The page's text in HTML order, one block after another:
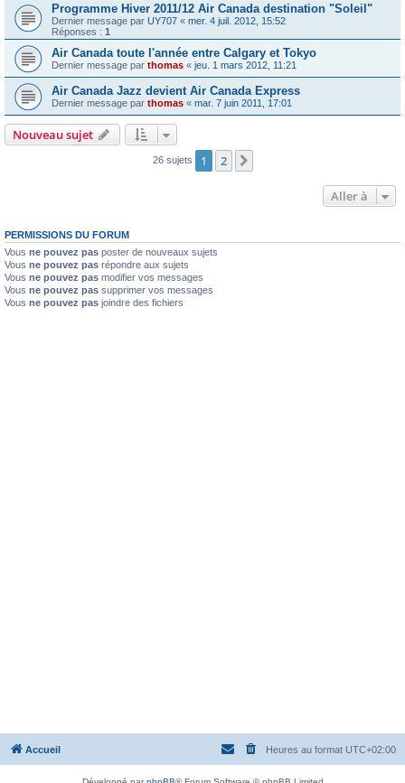
Programme Hiver 2011/12 Air Canada destination "Soleil"
Dernier message par UY707 « mer. 4 juil. 2012, 15:52
Réponses : 1
Air Canada toute l'année entre Calgary et Tokyo
Dernier message par thomas « jeu. 1 mars 2012, 11:21
Air Canada Jazz devient Air Canada Express
Dernier message par thomas « mar. 7 juin 2011, 17:01
Nouveau sujet
26 sujets 1 2
Aller à
PERMISSIONS DU FORUM
Vous ne pouvez pas poster de nouveaux sujets
Vous ne pouvez pas répondre aux sujets
Vous ne pouvez pas modifier vos messages
Vous ne pouvez pas supprimer vos messages
Vous ne pouvez pas joindre des fichiers
Accueil Heures au format UTC+02:00